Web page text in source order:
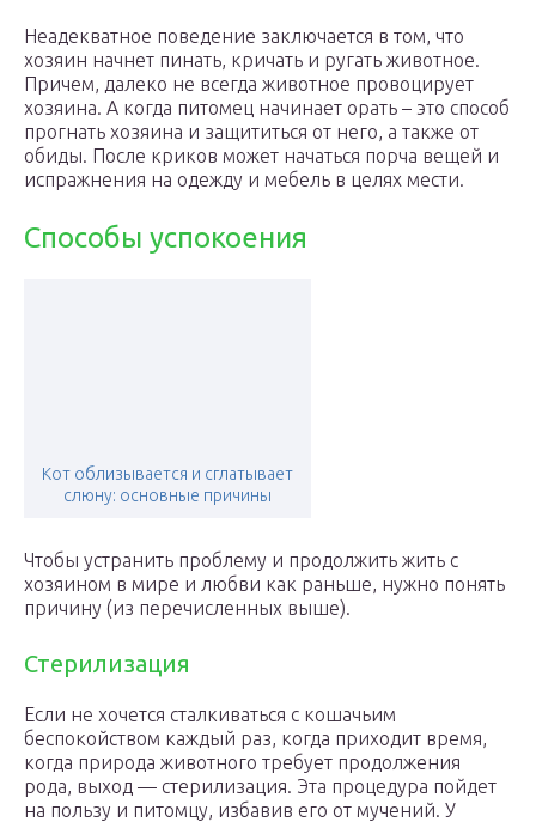
Неадекватное поведение заключается в том, что
хозяин начнет пинать, кричать и ругать животное.
Причем, далеко не всегда животное провоцирует
хозяина. А когда питомец начинает орать – это способ
прогнать хозяина и защититься от него, а также от
обиды. После криков может начаться порча вещей и
испражнения на одежду и мебель в целях мести.
Способы успокоения
Кот облизывается и сглатывает
слюну: основные причины
Чтобы устранить проблему и продолжить жить с
хозяином в мире и любви как раньше, нужно понять
причину (из перечисленных выше).
Стерилизация
Если не хочется сталкиваться с кошачьим
беспокойством каждый раз, когда приходит время,
когда природа животного требует продолжения
рода, выход — стерилизация. Эта процедура пойдет
на пользу и питомцу, избавив его от мучений. У